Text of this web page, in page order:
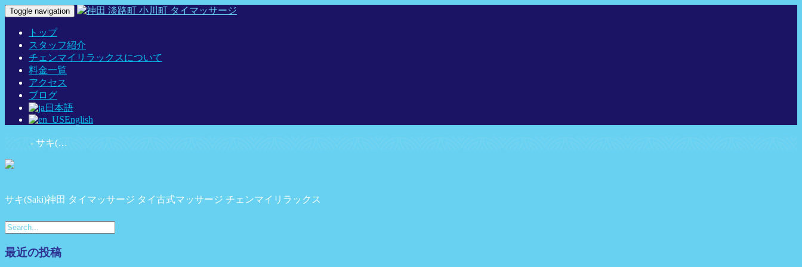
Toggle navigation
トップ
スタッフ紹介
チェンマイリラックスについて
料金一覧
アクセス
ブログ
日本語
English
- サキ(…
サキ(Saki)神田 タイマッサージ タイ古式マッサージ チェンマイリラックス
最近の投稿